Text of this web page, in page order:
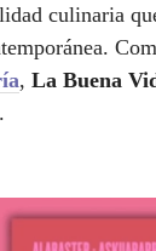
culinaria
, La Buena
.